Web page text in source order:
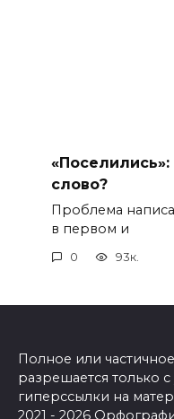
слово?
Проблема
в первом и
0 93к.
Полное или
разрешается только
гиперссылки на
2021 - 2026